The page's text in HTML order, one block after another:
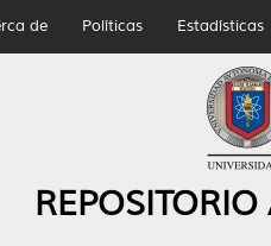
de Políticas Estadísticas